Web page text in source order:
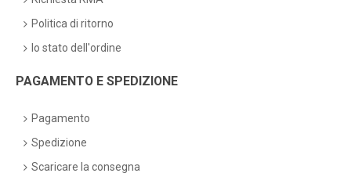
Politica di ritorno
lo stato dell'ordine
PAGAMENTO E SPEDIZIONE
Pagamento
Spedizione
Scaricare la consegna